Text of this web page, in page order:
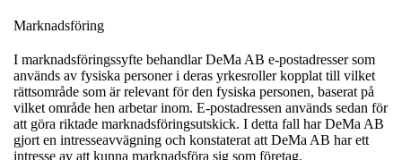
Marknadsföring
I marknadsföringssyfte behandlar DeMa AB e-postadresser som
används av fysiska personer i deras yrkesroller kopplat till vilket
rättsområde som är relevant för den fysiska personen, baserat på
vilket område hen arbetar inom. E-postadressen används sedan för
att göra riktade marknadsföringsutskick. I detta fall har DeMa AB
gjort en intresseavvägning och konstaterat att DeMa AB har ett
intresse av att kunna marknadsföra sig som företag.